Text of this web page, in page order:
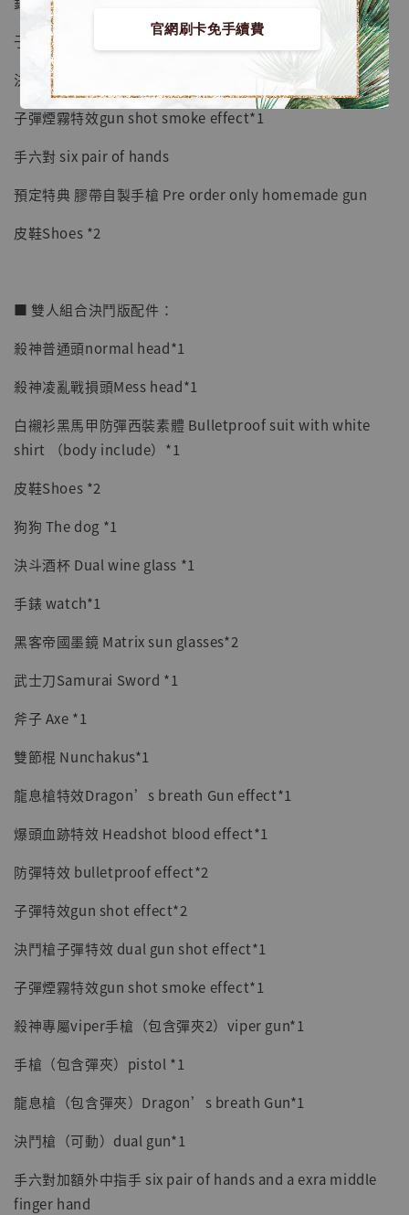
官網刷卡免手續費
子彈特效gun shot effect*2
決鬥槍子彈特效 dual gun shot effect*1
子彈煙霧特效gun shot smoke effect*1
手六對 six pair of hands
預定特典 膠帶自製手槍 Pre order only homemade gun
皮鞋Shoes *2
■ 雙人組合決鬥版配件：
殺神普通頭normal head*1
殺神凌亂戰損頭Mess head*1
白襯衫黑馬甲防彈西裝素體 Bulletproof suit with white
shirt （body include）*1
皮鞋Shoes *2
狗狗 The dog *1
決斗酒杯 Dual wine glass *1
手錶 watch*1
黑客帝國墨鏡 Matrix sun glasses*2
武士刀Samurai Sword *1
斧子 Axe *1
雙節棍 Nunchakus*1
龍息槍特效Dragon’s breath Gun effect*1
爆頭血跡特效 Headshot blood effect*1
防彈特效 bulletproof effect*2
子彈特效gun shot effect*2
決鬥槍子彈特效 dual gun shot effect*1
子彈煙霧特效gun shot smoke effect*1
殺神專屬viper手槍（包含彈夾2）viper gun*1
手槍（包含彈夾）pistol *1
龍息槍（包含彈夾）Dragon’s breath Gun*1
決鬥槍（可動）dual gun*1
手六對加額外中指手 six pair of hands and a exra middle
finger hand